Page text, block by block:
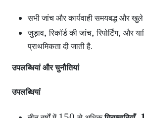
सभी जांच और कार्यवाही समयबद्ध और
जुड़ाव,रिकॉर्ड की जांच,रिपोर्टिंग, और
प्राथमिकता दी जाती है.
उपलब्धियां और चुनौतियां
उपलब्धियां